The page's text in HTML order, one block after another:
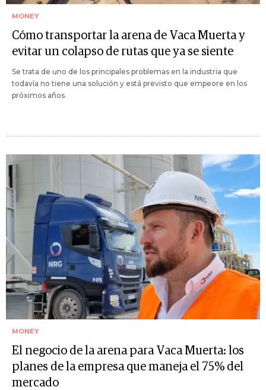
MONEY
Cómo transportar la arena de Vaca Muerta y
evitar un colapso de rutas que ya se siente
Se trata de uno de los principales problemas en la industria que
todavía no tiene una solución y está previsto que empeore en los
próximos años.
MONEY
El negocio de la arena para Vaca Muerta: los
planes de la empresa que maneja el 75% del
mercado